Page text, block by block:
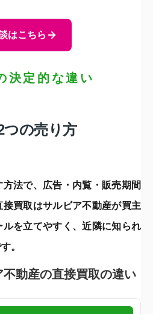
はこちら
決定的な違い
つの売り方
法で、広告・内覧・販売期間
買取はサルビア不動産が買主
を立てやすく、近隣に知られ
。
動産の直接買取の違い